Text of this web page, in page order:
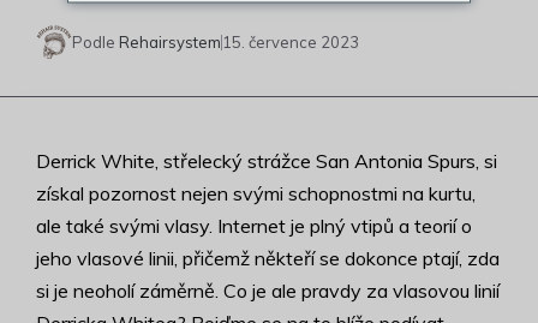
Podle Rehairsystem 15. července 2023
Derrick White, střelecký strážce San Antonia Spurs, si
získal pozornost nejen svými schopnostmi na kurtu,
ale také svými vlasy. Internet je plný vtipů a teorií o
jeho vlasové linii, přičemž někteří se dokonce ptají, zda
si je neoholí záměrně. Co je ale pravdy za vlasovou linií